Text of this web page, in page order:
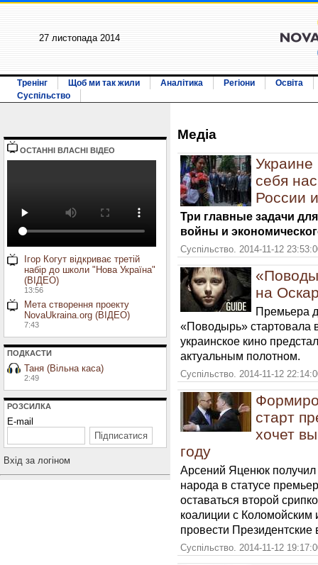
27 листопада 2014
Тренінг Щоб ми так жили Аналітика Регіони
Освіта
Суспільство
ОСТАННI ВЛАСНI ВIДЕО
Ігор Когут відкриває третій
набір до школи "Нова Україна"
(ВІДЕО)
13:56
Мета створення проекту
NovaUkraina.org (ВІДЕО)
7:43
ПОДКАСТИ
Таня (Вільна каса)
2:49
РОЗСИЛКА
E-mail
Вхiд за логiном
Медiа
Украине
себя
России
Три главные задачи
войны и
Суспільство. 2014-11-12
на
Премьера
«Поводырь» стартовала
украинское кино
актуальным полотном.
Суспільство. 2014-11-12
старт
хочет
году
Арсений Яценюк получил
народа в статусе
оставаться второй
коалиции с
провести
Суспільство. 2014-11-12